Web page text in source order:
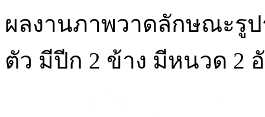
ผลงานภาพวาดลักษณะรูป
ตัว มีปีก 2 ข้าง มีหนวด 2